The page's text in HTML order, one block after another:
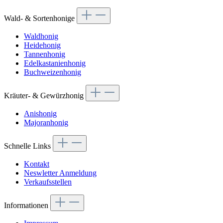
Wald- & Sortenhonige
Waldhonig
Heidehonig
Tannenhonig
Edelkastanienhonig
Buchweizenhonig
Kräuter- & Gewürzhonig
Anishonig
Majoranhonig
Schnelle Links
Kontakt
Neswletter Anmeldung
Verkaufsstellen
Informationen